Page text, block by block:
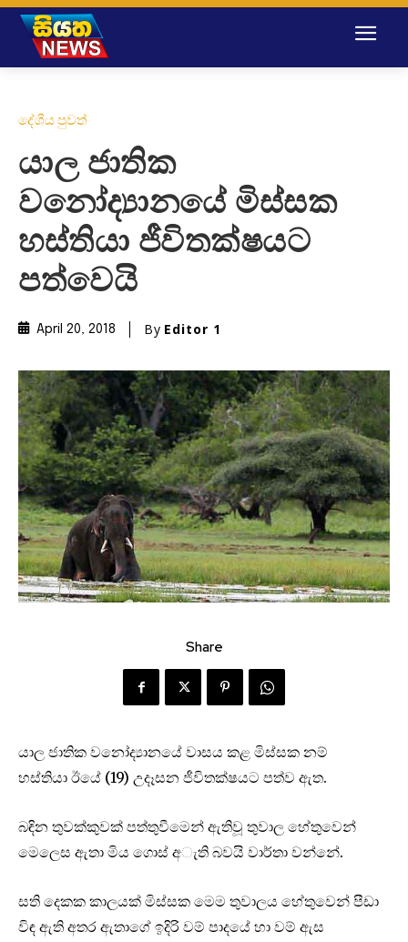
දේශීය පුවත්
යාල ජාතික
වනෝද්‍යානයේ මිස්සක
හස්තියා ජීවිතක්ෂයට
පත්වෙයි
April 20, 2018 By Editor 1
Share
යාල ජාතික වනෝද්‍යානයේ වාසය කළ මිස්සක නම්
හස්තියා ඊයේ (19) උදෑසන ජීවිතක්ෂයට පත්ව ඇත.
බඳින තුවක්කුවක් පත්තුවීමෙන් ඇතිවූ තුවාල හේතුවෙන්
මෙලෙස ඇතා මිය ගොස් අැති බවයි වාර්තා වන්නේ.
සති දෙකක කාලයක් මිස්සක මෙම තුවාලය හේතුවෙන් පීඩා
විඳ ඇති අතර ඇතාගේ ඉදිරි වම් පාදයේ හා වම් ඇස